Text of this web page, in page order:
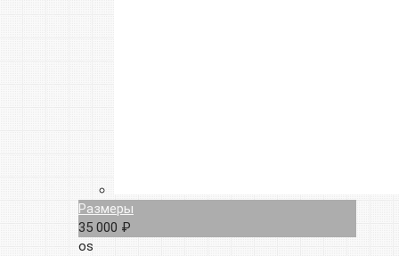
Размеры
35 000 ₽
os